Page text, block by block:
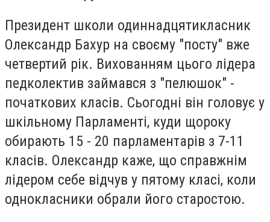
Президент школи одиннадцятикласник
Олександр Бахур на своєму "посту" вже
четвертий рік. Вихованням цього лідера
педколектив займався з "пелюшок" -
початкових класів. Сьогодні він головує у
шкільному Парламенті, куди щороку
обирають 15 - 20 парламентарів з 7-11
класів. Олександр каже, що справжнім
лідером себе відчув у пятому класі, коли
однокласники обрали його старостою.